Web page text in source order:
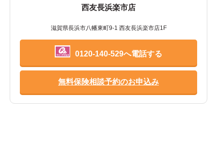
西友長浜楽市店
滋賀県長浜市八幡東町9-1 西友長浜楽市店1F
0120-140-529へ電話する
無料保険相談予約のお申込み